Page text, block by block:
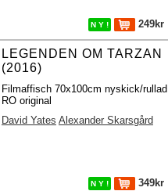
N Y ! 249kr
LEGENDEN OM TARZAN
(2016)
Filmaffisch 70x100cm nyskick/rullad
RO original
David Yates Alexander Skarsgård
N Y ! 349kr